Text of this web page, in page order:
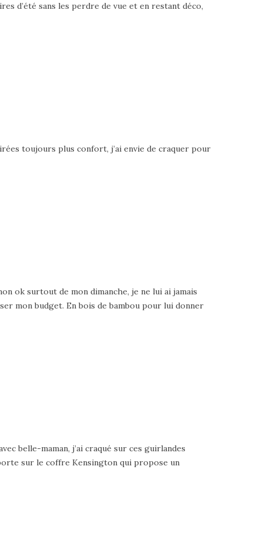
d’été sans les perdre de vue et en restant déco,
toujours plus confort, j’ai envie de craquer pour
ok surtout de mon dimanche, je ne lui ai jamais
mon budget. En bois de bambou pour lui donner
belle-maman, j’ai craqué sur ces guirlandes
sur le coffre Kensington qui propose un